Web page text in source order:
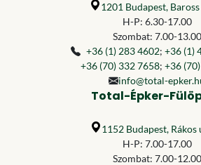
1201 Budapest, Baross
H-P: 6.30-17.00
Szombat: 7.00-13.00
+36 (1) 283 4602; +36 (1)
+36 (70) 332 7658; +36
info@total-
Total-Épker-
1152 Budapest, Rákos
H-P: 7.00-17.00
Szombat: 7.00-12.00